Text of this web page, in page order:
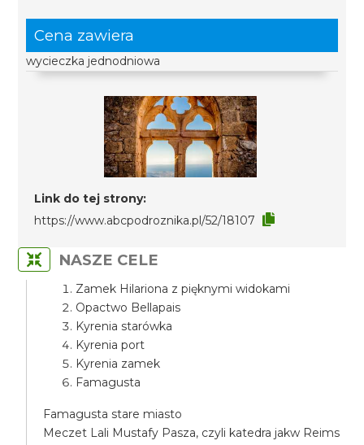
Cena zawiera
wycieczka jednodniowa
Link do tej strony:
https://www.abcpodroznika.pl/52/18107
NASZE CELE
Zamek Hilariona z pięknymi widokami
Opactwo Bellapais
Kyrenia starówka
Kyrenia port
Kyrenia zamek
Famagusta
Famagusta stare miasto
Meczet Lali Mustafy Pasza, czyli katedra jakw Reims